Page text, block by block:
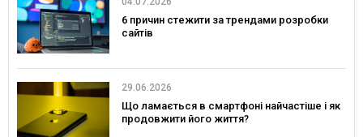
6 причин стежити за трендами розробки
сайтів
29.06.2026
Що ламається в смартфоні найчастіше і як
продовжити його життя?